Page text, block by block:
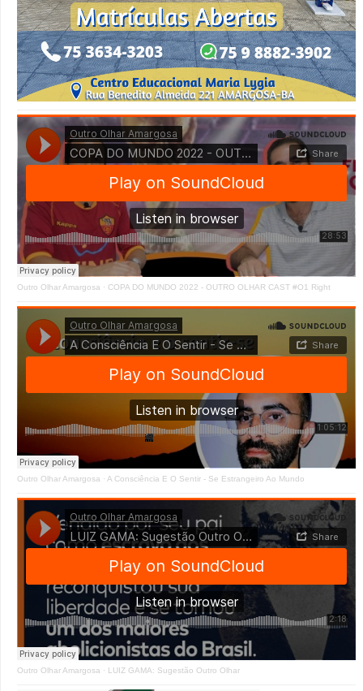
Outro Olhar Amargosa · COPA DO MUNDO 2022 - OUTRO OLHAR CAST #O1 Right
Outro Olhar Amargosa · A Consciência E O Sentir - Se Estrangeiro Ao Mundo
Outro Olhar Amargosa · LUIZ GAMA: Sugestão Outro Olhar